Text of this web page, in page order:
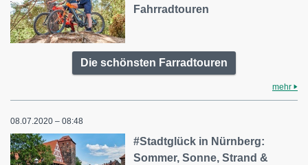
Fahrradtouren
Die schönsten Farradtouren
mehr
08.07.2020 – 08:48
#Stadtglück in Nürnberg:
Sommer, Sonne, Strand &